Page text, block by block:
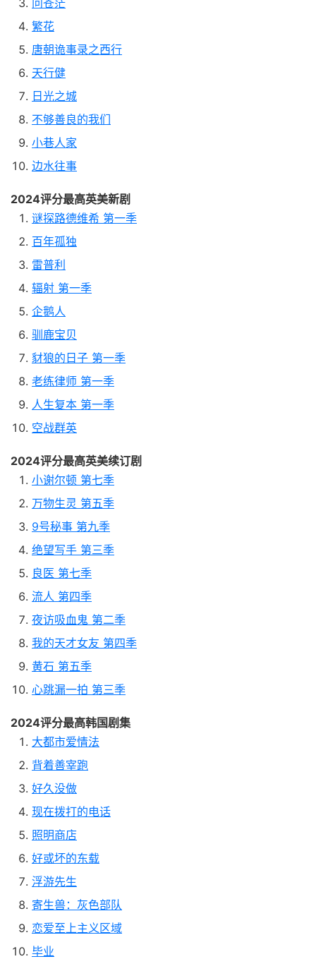
问苍茫
繁花
唐朝诡事录之西行
天行健
日光之城
不够善良的我们
小巷人家
边水往事
2024评分最高英美新剧
谜探路德维希 第一季
百年孤独
雷普利
辐射 第一季
企鹅人
驯鹿宝贝
豺狼的日子 第一季
老练律师 第一季
人生复本 第一季
空战群英
2024评分最高英美续订剧
小谢尔顿 第七季
万物生灵 第五季
9号秘事 第九季
绝望写手 第三季
良医 第七季
流人 第四季
夜访吸血鬼 第二季
我的天才女友 第四季
黄石 第五季
心跳漏一拍 第三季
2024评分最高韩国剧集
大都市爱情法
背着善宰跑
好久没做
现在拨打的电话
照明商店
好或坏的东载
浮游先生
寄生兽：灰色部队
恋爱至上主义区域
毕业